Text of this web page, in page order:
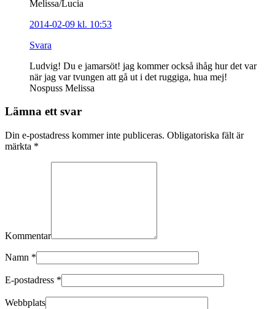
Melissa/Lucia
2014-02-09 kl. 10:53
Svara
Ludvig! Du e jamarsöt! jag kommer också ihåg hur det var
när jag var tvungen att gå ut i det ruggiga, hua mej!
Nospuss Melissa
Lämna ett svar
Din e-postadress kommer inte publiceras. Obligatoriska fält är
märkta *
Kommentar
Namn *
E-postadress *
Webbplats